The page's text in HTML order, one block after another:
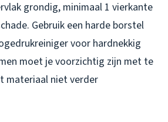
grondig, minimaal 1 vierkante
Gebruik een harde borstel
voor hardnekkig
moet je voorzichtig zijn met te
materiaal niet verder